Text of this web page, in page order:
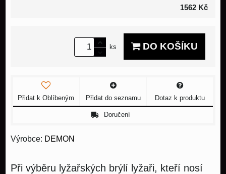
1562 Kč
ks DO KOŠÍKU
Přidat k Oblíbeným Přidat do seznamu Dotaz k produktu
Doručení
Výrobce: DEMON
Při výběru lyžařských brýlí lyžaři, kteří nosí